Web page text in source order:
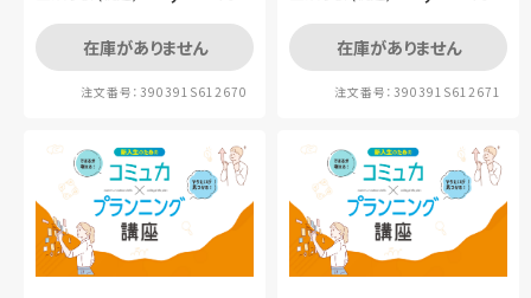
在庫がありません
注文番号：390391S612670
在庫がありません
注文番号：390391S612671